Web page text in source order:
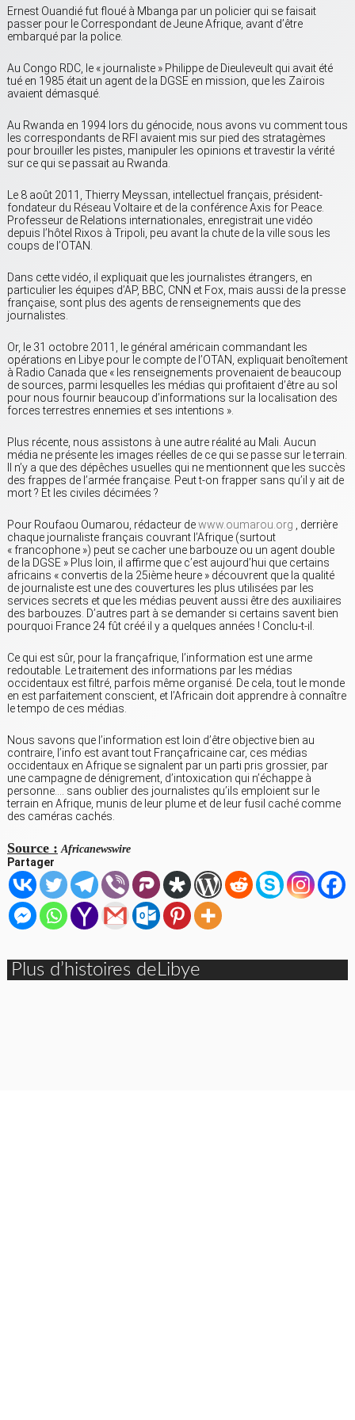
Ernest Ouandié fut floué à Mbanga par un policier qui se faisait
passer pour le Correspondant de Jeune Afrique, avant d’être
embarqué par la police.
Au Congo RDC, le « journaliste » Philippe de Dieuleveult qui avait été
tué en 1985 était un agent de la DGSE en mission, que les Zaïrois
avaient démasqué.
Au Rwanda en 1994 lors du génocide, nous avons vu comment tous
les correspondants de RFI avaient mis sur pied des stratagèmes
pour brouiller les pistes, manipuler les opinions et travestir la vérité
sur ce qui se passait au Rwanda.
Le 8 août 2011, Thierry Meyssan, intellectuel français, président-
fondateur du Réseau Voltaire et de la conférence Axis for Peace.
Professeur de Relations internationales, enregistrait une vidéo
depuis l’hôtel Rixos à Tripoli, peu avant la chute de la ville sous les
coups de l’OTAN.
Dans cette vidéo, il expliquait que les journalistes étrangers, en
particulier les équipes d’AP, BBC, CNN et Fox, mais aussi de la presse
française, sont plus des agents de renseignements que des
journalistes.
Or, le 31 octobre 2011, le général américain commandant les
opérations en Libye pour le compte de l’OTAN, expliquait benoîtement
à Radio Canada que « les renseignements provenaient de beaucoup
de sources, parmi lesquelles les médias qui profitaient d’être au sol
pour nous fournir beaucoup d’informations sur la localisation des
forces terrestres ennemies et ses intentions ».
Plus récente, nous assistons à une autre réalité au Mali. Aucun
média ne présente les images réelles de ce qui se passe sur le terrain.
Il n’y a que des dépêches usuelles qui ne mentionnent que les succès
des frappes de l’armée française. Peut t-on frapper sans qu’il y ait de
mort ? Et les civiles décimées ?
Pour Roufaou Oumarou, rédacteur dewww.oumarou.org , derrière
chaque journaliste français couvrant l’Afrique (surtout
« francophone ») peut se cacher une barbouze ou un agent double
de la DGSE » Plus loin, il affirme que c’est aujourd’hui que certains
africains « convertis de la 25ième heure » découvrent que la qualité
de journaliste est une des couvertures les plus utilisées par les
services secrets et que les médias peuvent aussi être des auxiliaires
des barbouzes. D’autres part à se demander si certains savent bien
pourquoi France 24 fût créé il y a quelques années ! Conclu-t-il.
Ce qui est sûr, pour la françafrique, l’information est une arme
redoutable. Le traitement des informations par les médias
occidentaux est filtré, parfois même organisé. De cela, tout le monde
en est parfaitement conscient, et l’Africain doit apprendre à connaître
le tempo de ces médias.
Nous savons que l’information est loin d’être objective bien au
contraire, l’info est avant tout Françafricaine car, ces médias
occidentaux en Afrique se signalent par un parti pris grossier, par
une campagne de dénigrement, d’intoxication qui n’échappe à
personne…. sans oublier des journalistes qu’ils emploient sur le
terrain en Afrique, munis de leur plume et de leur fusil caché comme
des caméras cachés.
Source : Africanewswire
Partager
Plus d’histoires deLibye